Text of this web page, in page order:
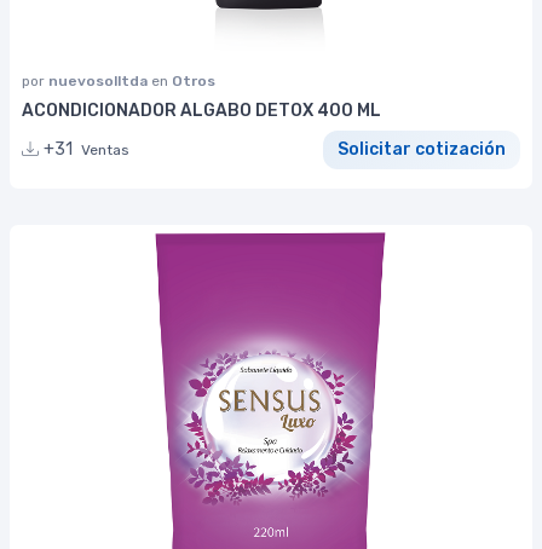
por nuevosolltda en Otros
ACONDICIONADOR ALGABO DETOX 400 ML
+31
Ventas Solicitar cotización